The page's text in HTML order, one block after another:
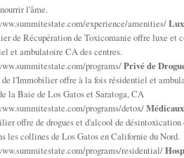
l'âme.
experience/amenities/
de Récupération de Toxicomanie offre luxe et
et ambulatoire CA des centres.
programs/Privé de
l'Immobilier offre à la fois résidentiel et
la Baie de Los Gatos et Saratoga, CA
programs/detox/
offre de drogues et d'alcool de
les collines de Los Gatos en Californie du Nord.
programs/residential/